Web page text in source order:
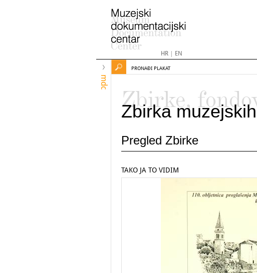
HR| EN
mdc
PRONAĐI PLAKAT
Zbirke,
Zbirka
Pregled Zbirke
TAKO JA TO VIDIM